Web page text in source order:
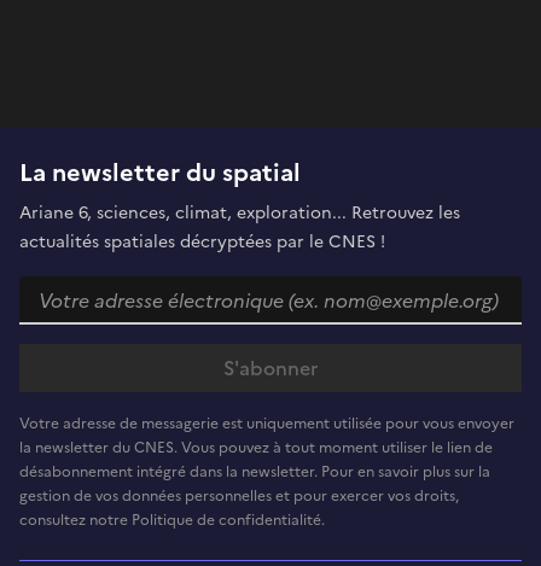
La newsletter du spatial
Ariane 6, sciences, climat, exploration... Retrouvez les
actualités spatiales décryptées par le CNES !
Votre adresse de messagerie est uniquement utilisée pour vous envoyer
la newsletter du CNES. Vous pouvez à tout moment utiliser le lien de
désabonnement intégré dans la newsletter. Pour en savoir plus sur la
gestion de vos données personnelles et pour exercer vos droits,
consultez notre Politique de confidentialité.